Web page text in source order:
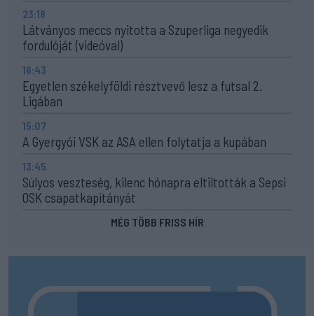
23:18
Látványos meccs nyitotta a Szuperliga negyedik
fordulóját (videóval)
16:43
Egyetlen székelyföldi résztvevő lesz a futsal 2.
Ligában
15:07
A Gyergyói VSK az ASA ellen folytatja a kupában
13:45
Súlyos veszteség, kilenc hónapra eltiltották a Sepsi
OSK csapatkapitányát
MÉG TÖBB FRISS HÍR